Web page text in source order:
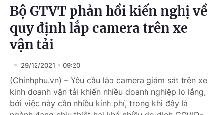
Bộ GTVT phản hồi kiến nghị về
quy định lắp camera trên xe
vận tải
29/12/2021 09:20
(Chinhphu.vn) – Yêu cầu lắp camera giám sát trên xe
kinh doanh vận tải khiến nhiều doanh nghiệp lo lắng,
bởi việc này cần nhiều kinh phí, trong khi đây là